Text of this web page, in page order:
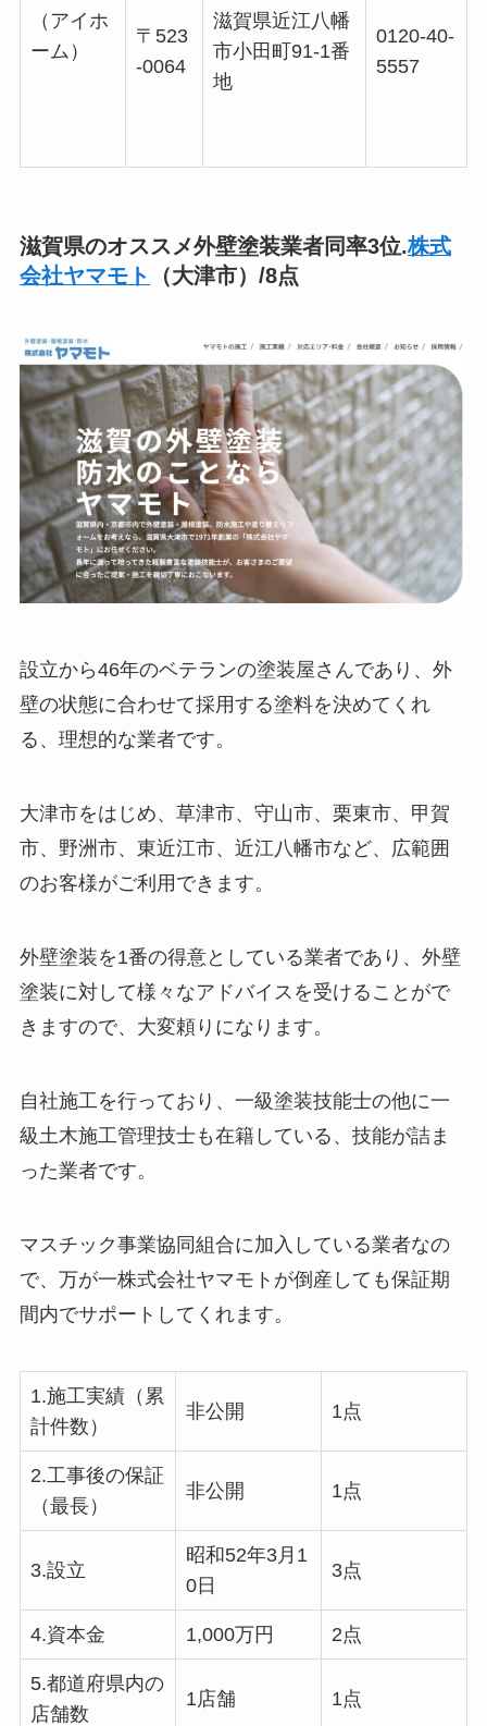
（アイホ
ーム）
〒523
-0064
滋賀県近江八幡
市小田町91-1番
地
0120-40-
5557
滋賀県のオススメ外壁塗装業者同率3位.株式
会社ヤマモト
（大津市）/8点
設立から46年のベテランの塗装屋さんであり、外
壁の状態に合わせて採用する塗料を決めてくれ
る、理想的な業者です。
大津市をはじめ、草津市、守山市、栗東市、甲賀
市、野洲市、東近江市、近江八幡市など、広範囲
のお客様がご利用できます。
外壁塗装を1番の得意としている業者であり、外壁
塗装に対して様々なアドバイスを受けることがで
きますので、大変頼りになります。
自社施工を行っており、一級塗装技能士の他に一
級土木施工管理技士も在籍している、技能が詰ま
った業者です。
マスチック事業協同組合に加入している業者なの
で、万が一株式会社ヤマモトが倒産しても保証期
間内でサポートしてくれます。
1.施工実績（累
計件数）
非公開 1点
2.工事後の保証
（最長）
非公開 1点
3.設立
昭和52年3月1
0日
3点
4.資本金 1,000万円 2点
5.都道府県内の
店舗数
1店舗 1点